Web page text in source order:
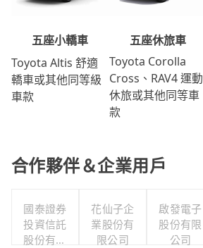
五座小轎車
Toyota Altis 舒適
轎車或其他同等級
車款
五座休旅車
Toyota Corolla
Cross、RAV4 運動
休旅或其他同等車
款
合作夥伴＆企業用戶
國泰證券
投資信託
股份有限
花仙子企
業股份有
限公司
啟發電子
股份有限
公司